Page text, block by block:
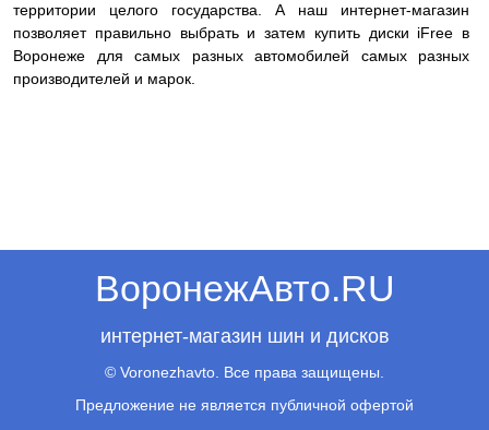
территории целого государства. А наш интернет-магазин
позволяет правильно выбрать и затем купить диски iFree в
Воронеже для самых разных автомобилей самых разных
производителей и марок.
ВоронежАвто.RU
интернет-магазин шин и дисков
© Voronezhavto. Все права защищены.
Предложение не является публичной офертой